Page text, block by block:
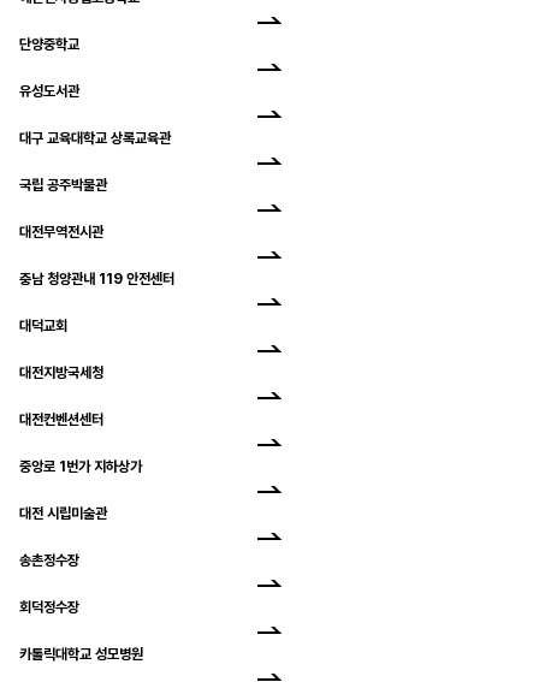
단양중학교
유성도서관
대구 교육대학교 상록교육관
국립 공주박물관
대전무역전시관
충남 청양관내 119 안전센터
대덕교회
대전지방국세청
대전컨벤션센터
중앙로 1번가 지하상가
대전 시립미술관
송촌정수장
회덕정수장
카톨릭대학교 성모병원